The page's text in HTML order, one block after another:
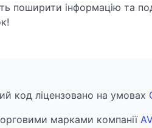
поширити інформацію та
код ліцензовано на умовах
марками компанії